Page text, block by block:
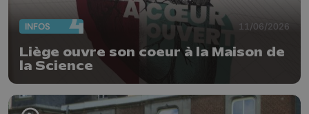
INFOS 11/06/2026
Liège ouvre son coeur à la Maison de
la Science